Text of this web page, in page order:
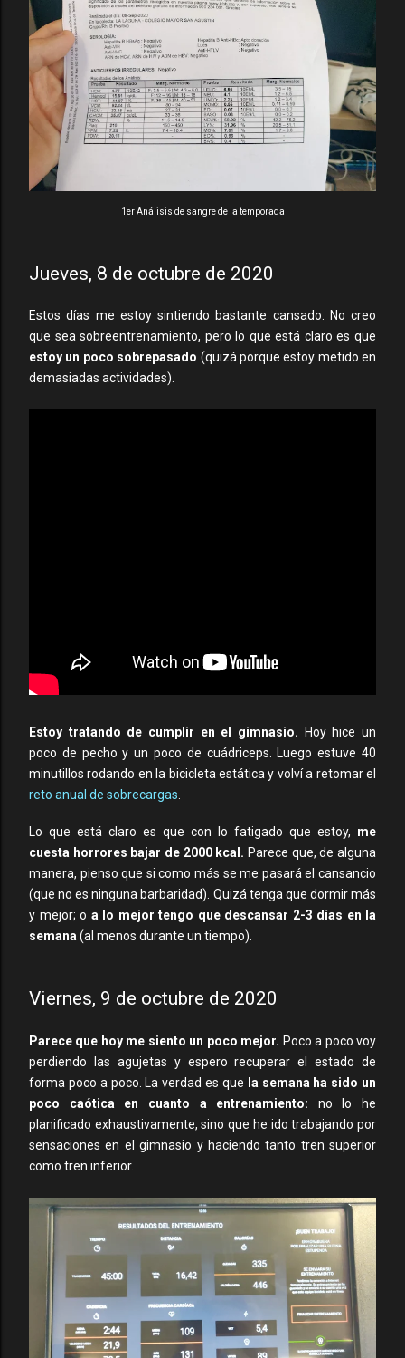
1er Análisis de sangre de la temporada
Jueves, 8 de octubre de 2020
Estos días me estoy sintiendo bastante cansado. No creo
que sea sobreentrenamiento, pero lo que está claro es que
estoy un poco sobrepasado (quizá porque estoy metido en
demasiadas actividades).
Estoy tratando de cumplir en el gimnasio. Hoy hice un
poco de pecho y un poco de cuádriceps. Luego estuve 40
minutillos rodando en la bicicleta estática y volví a retomar el
reto anual de sobrecargas.
Lo que está claro es que con lo fatigado que estoy, me
cuesta horrores bajar de 2000 kcal. Parece que, de alguna
manera, pienso que si como más se me pasará el cansancio
(que no es ninguna barbaridad). Quizá tenga que dormir más
y mejor; o a lo mejor tengo que descansar 2-3 días en la
semana (al menos durante un tiempo).
Viernes, 9 de octubre de 2020
Parece que hoy me siento un poco mejor. Poco a poco voy
perdiendo las agujetas y espero recuperar el estado de
forma poco a poco. La verdad es que la semana ha sido un
poco caótica en cuanto a entrenamiento: no lo he
planificado exhaustivamente, sino que he ido trabajando por
sensaciones en el gimnasio y haciendo tanto tren superior
como tren inferior.